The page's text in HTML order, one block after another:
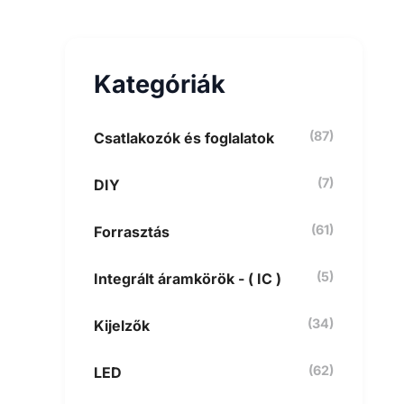
a
k
v
k
ő
e
Kategóriák
Csatlakozók és foglalatok (87)
DIY (7)
Forrasztás (61)
Integrált áramkörök - ( IC ) (5)
Kijelzők (34)
LED (62)